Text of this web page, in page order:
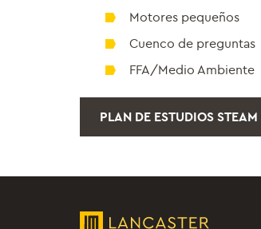
Motores pequeños
Cuenco de preguntas
FFA/Medio Ambiente
PLAN DE ESTUDIOS